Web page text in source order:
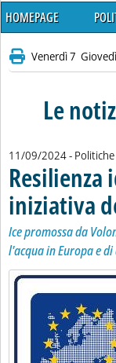
HOMEPAGE
Venerdì 7
Le
11/09/2024- Politiche
Resilienza
iniziativa
Ice promossa da
l'acqua in Europa e